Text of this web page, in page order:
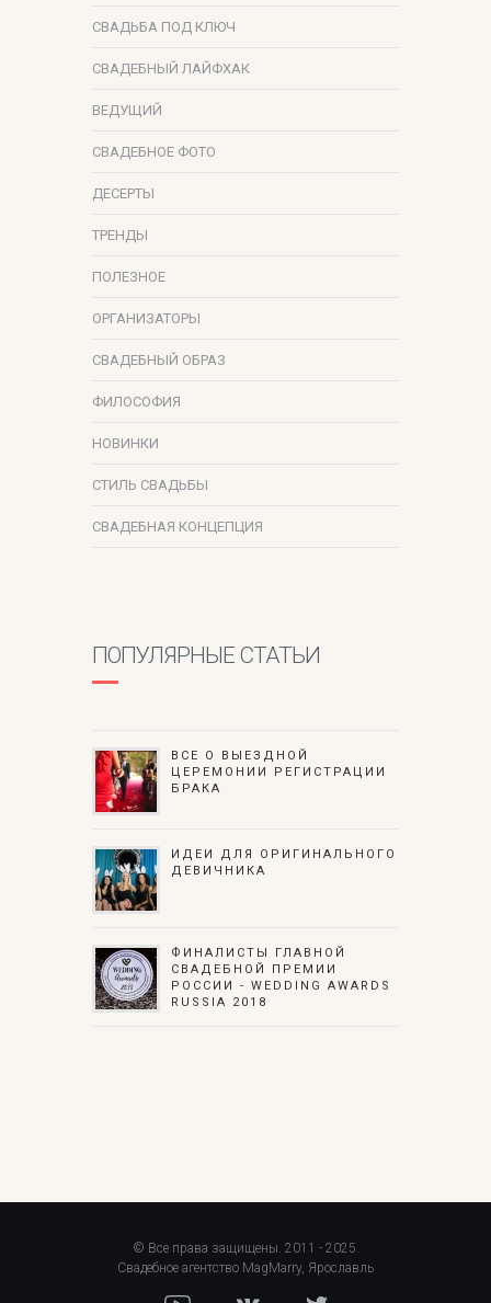
СВАДЬБА ПОД КЛЮЧ
СВАДЕБНЫЙ ЛАЙФХАК
ВЕДУЩИЙ
СВАДЕБНОЕ ФОТО
ДЕСЕРТЫ
ТРЕНДЫ
ПОЛЕЗНОЕ
ОРГАНИЗАТОРЫ
СВАДЕБНЫЙ ОБРАЗ
ФИЛОСОФИЯ
НОВИНКИ
СТИЛЬ СВАДЬБЫ
СВАДЕБНАЯ КОНЦЕПЦИЯ
ПОПУЛЯРНЫЕ СТАТЬИ
ВСЕ О ВЫЕЗДНОЙ
ЦЕРЕМОНИИ РЕГИСТРАЦИИ
БРАКА
ИДЕИ ДЛЯ ОРИГИНАЛЬНОГО
ДЕВИЧНИКА
ФИНАЛИСТЫ ГЛАВНОЙ
СВАДЕБНОЙ ПРЕМИИ
РОССИИ - WEDDING AWARDS
RUSSIA 2018
© Все права защищены. 2011 - 2025.
Свадебное агентство MagMarry, Ярославль